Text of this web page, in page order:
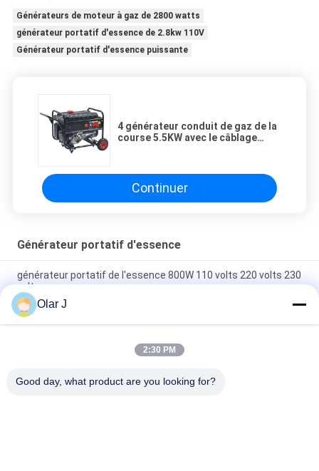
Générateurs de moteur à gaz de 2800 watts
générateur portatif d'essence de 2.8kw 110V
Générateur portatif d'essence puissante
4 générateur conduit de gaz de la
course 5.5KW avec le câblage
Continuer
Générateur portatif d'essence
générateur portatif de l'essence 800W 110 volts 220 volts 230
volts
Groupe électrogène portatif d'essence à quatre temps 2200W
110V/220/230V
machines-outils silencieuses de générateur portatif
Olar J
2:30 PM
Good day, what product are you looking for?